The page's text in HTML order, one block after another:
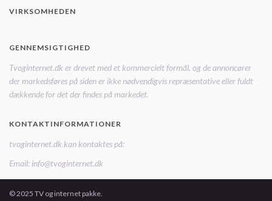
VIRKSOMHEDEN
GENNEMSIGTIGHED
Tvoginternet.dk er drevet med et kommercielt formål, og de annoncører
der markedsføres på siden er ikke nødvendigvis repræsentative eller fuldt
dækkende for det der findes på markedet.
KONTAKTINFORMATIONER
tvoginternet.dk kan kontaktes på:
Email: info@tvoginternet.dk
© 2025 TV og internet pakke.